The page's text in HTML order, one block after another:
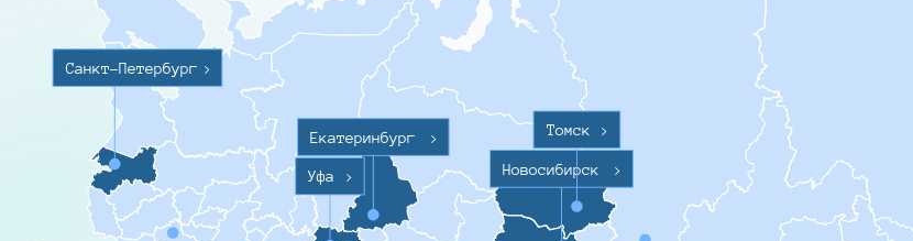
Санкт-Петербург >
Уфа >
Екатеринбург
>
Новосибирск
>
Томск >